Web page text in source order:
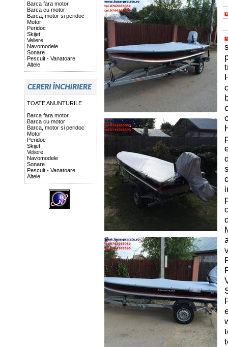
Barca fara motor
Barca cu motor
Barca, motor si peridoc
Motor
Peridoc
Skijet
Veliere
Navomodele
Sonare
Pescuit - Vanatoare
Altele
TOATE ANUNTURILE
Barca fara motor
Barca cu motor
Barca, motor si peridoc
Motor
Peridoc
Skijet
Veliere
Navomodele
Sonare
Pescuit - Vanatoare
Altele